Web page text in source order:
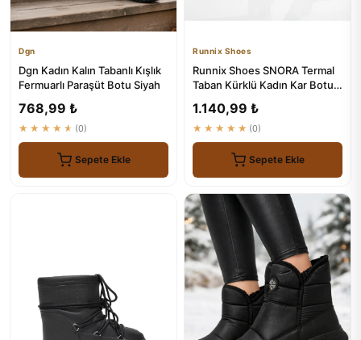
Dgn
Dgn Kadın Kalın Tabanlı Kışlık
Fermuarlı Paraşüt Botu Siyah
768,99 ₺
★★★★★ (0)
Sepete Ekle
Runnix Shoes
Runnix Shoes SNORA Termal
Taban Kürklü Kadın Kar Botu -
1.140,99 ₺
★★★★★ (0)
Sepete Ekle